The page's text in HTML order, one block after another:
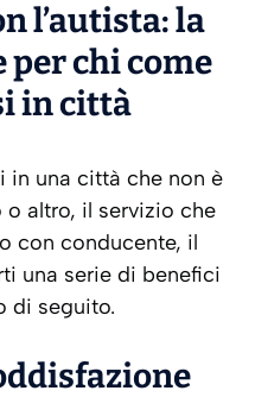
l’autista: la
per chi come
in città
in una città che non è
altro, il servizio che
con conducente, il
una serie di benefici
di seguito.